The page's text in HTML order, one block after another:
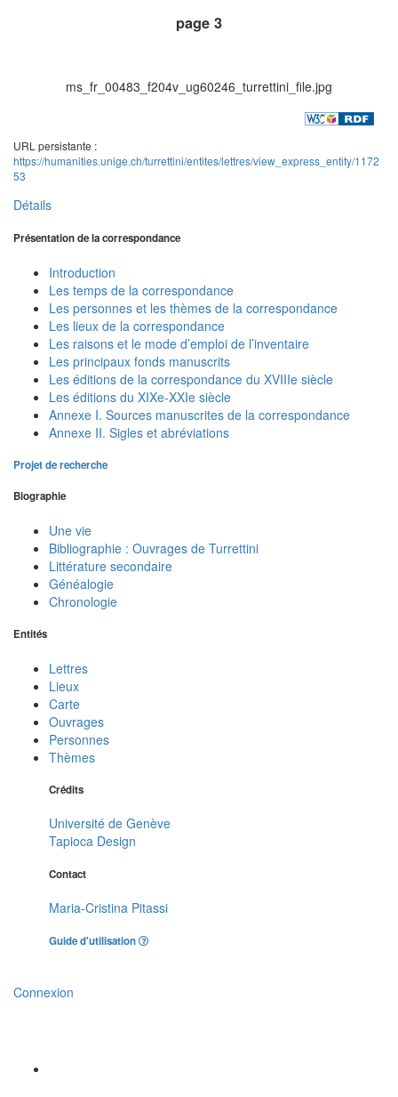
page 3
ms_fr_00483_f204v_ug60246_turrettini_file.jpg
URL persistante :
https://humanities.unige.ch/turrettini/entites/lettres/view_express_entity/1172
53
Détails
Présentation de la correspondance
Introduction
Les temps de la correspondance
Les personnes et les thèmes de la correspondance
Les lieux de la correspondance
Les raisons et le mode d’emploi de l’inventaire
Les principaux fonds manuscrits
Les éditions de la correspondance du XVIIIe siècle
Les éditions du XIXe-XXIe siècle
Annexe I. Sources manuscrites de la correspondance
Annexe II. Sigles et abréviations
Projet de recherche
Biographie
Une vie
Bibliographie : Ouvrages de Turrettini
Littérature secondaire
Généalogie
Chronologie
Entités
Lettres
Lieux
Carte
Ouvrages
Personnes
Thèmes
Crédits
Université de Genève
Tapioca Design
Contact
Maria-Cristina Pitassi
Guide d'utilisation
Connexion